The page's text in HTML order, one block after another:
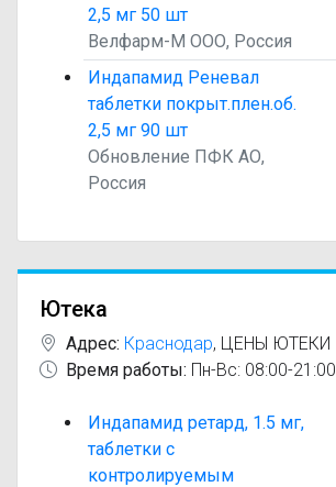
2,5 мг 50 шт
Велфарм-М ООО, Россия
Индапамид Реневал
таблетки покрыт.плен.об.
2,5 мг 90 шт
Обновление ПФК АО,
Россия
Ютека
Адрес: Краснодар, ЦЕНЫ ЮТЕКИ
Время работы: Пн-Вс: 08:00-21:00
Индапамид ретард, 1.5 мг,
таблетки с
контролируемым